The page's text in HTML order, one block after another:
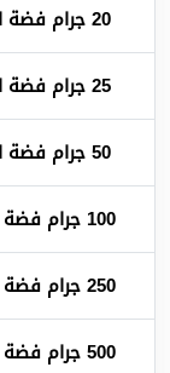
20 جرام فضة استرليني عيار 92.5
25 جرام فضة استرليني عيار 92.5
50 جرام فضة استرليني عيار 92.5
100 جرام فضة استرليني عيار 92.5
250 جرام فضة استرليني عيار 92.5
500 جرام فضة استرليني عيار 92.5